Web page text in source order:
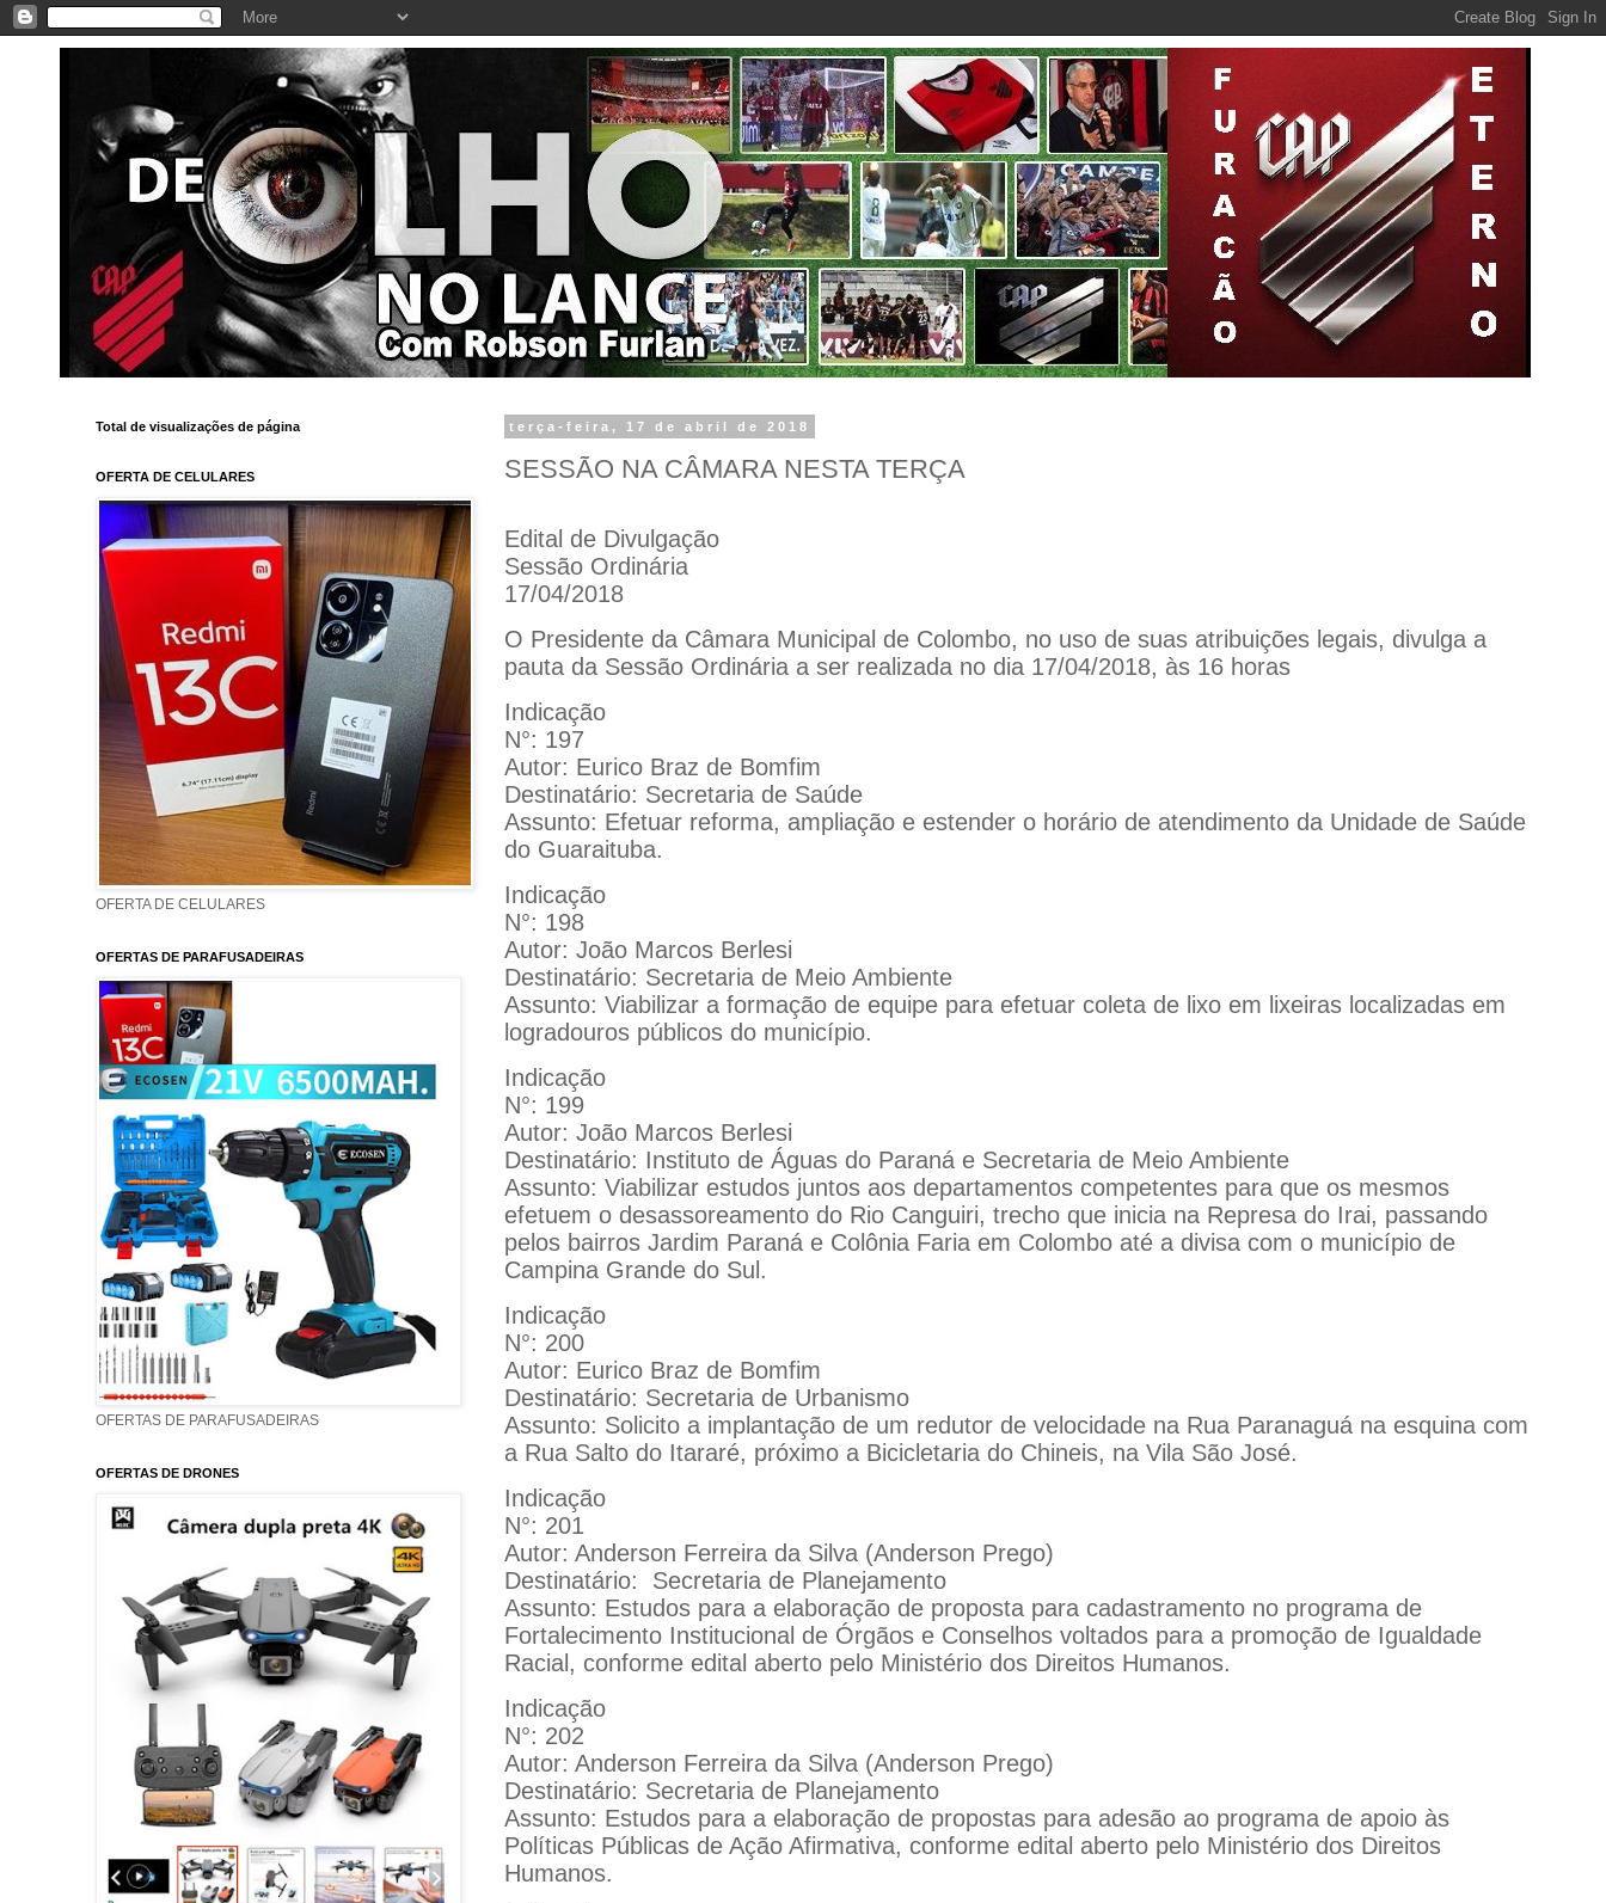
terça-feira, 17 de abril de 2018
SESSÃO NA CÂMARA NESTA TERÇA
Edital de Divulgação
Sessão Ordinária
17/04/2018
O Presidente da Câmara Municipal de Colombo, no uso de suas atribuições legais, divulga a
pauta da Sessão Ordinária a ser realizada no dia 17/04/2018, às 16 horas
Indicação
N°: 197
Autor: Eurico Braz de Bomfim
Destinatário: Secretaria de Saúde
Assunto: Efetuar reforma, ampliação e estender o horário de atendimento da Unidade de Saúde
do Guaraituba.
Indicação
N°: 198
Autor: João Marcos Berlesi
Destinatário: Secretaria de Meio Ambiente
Assunto: Viabilizar a formação de equipe para efetuar coleta de lixo em lixeiras localizadas em
logradouros públicos do município.
Indicação
N°: 199
Autor: João Marcos Berlesi
Destinatário: Instituto de Águas do Paraná e Secretaria de Meio Ambiente
Assunto: Viabilizar estudos juntos aos departamentos competentes para que os mesmos
efetuem o desassoreamento do Rio Canguiri, trecho que inicia na Represa do Irai, passando
pelos bairros Jardim Paraná e Colônia Faria em Colombo até a divisa com o município de
Campina Grande do Sul.
Indicação
N°: 200
Autor: Eurico Braz de Bomfim
Destinatário: Secretaria de Urbanismo
Assunto: Solicito a implantação de um redutor de velocidade na Rua Paranaguá na esquina com
a Rua Salto do Itararé, próximo a Bicicletaria do Chineis, na Vila São José.
Indicação
N°: 201
Autor: Anderson Ferreira da Silva (Anderson Prego)
Destinatário:
Secretaria de Planejamento
Assunto: Estudos para a elaboração de proposta para cadastramento no programa de
Fortalecimento Institucional de Órgãos e Conselhos voltados para a promoção de Igualdade
Racial, conforme edital aberto pelo Ministério dos Direitos Humanos.
Indicação
N°: 202
Autor: Anderson Ferreira da Silva (Anderson Prego)
Destinatário: Secretaria de Planejamento
Assunto: Estudos para a elaboração de propostas para adesão ao programa de apoio às
Políticas Públicas de Ação Afirmativa, conforme edital aberto pelo Ministério dos Direitos
Humanos.
Total de visualizações de página
OFERTA DE CELULARES
OFERTA DE CELULARES
OFERTAS DE PARAFUSADEIRAS
OFERTAS DE PARAFUSADEIRAS
OFERTAS DE DRONES